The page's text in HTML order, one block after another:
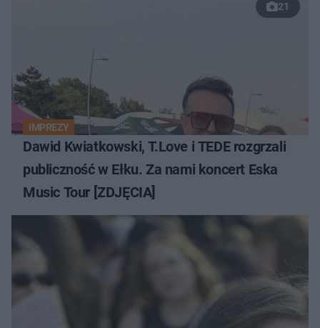
21
IMPREZY
Dawid Kwiatkowski, T.Love i TEDE rozgrzali
publiczność w Ełku. Za nami koncert Eska
Music Tour [ZDJĘCIA]